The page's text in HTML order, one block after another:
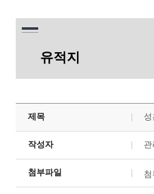
유적지
제목
작성자
첨부파일